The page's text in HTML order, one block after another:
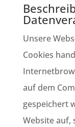
Unsere
Cookies
auf dem
gespeichert
Website auf,